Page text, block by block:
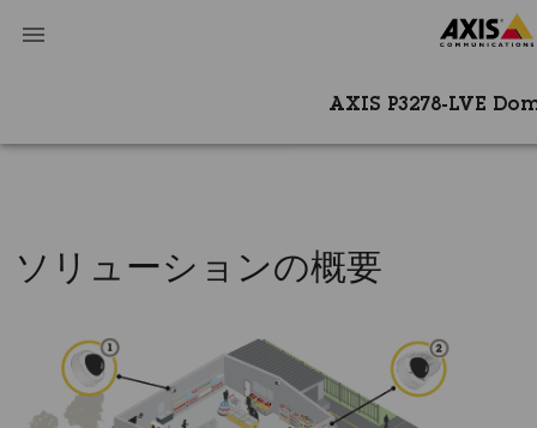
AXIS P3278-LVE
ソリューションの概要